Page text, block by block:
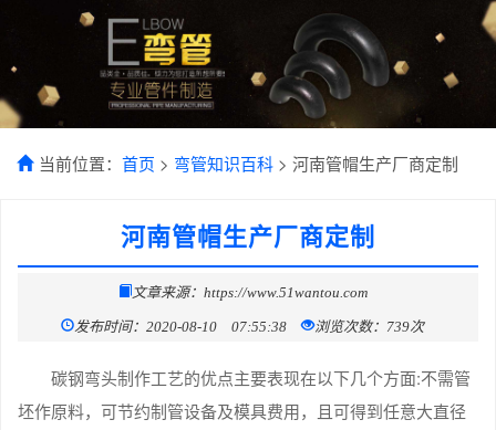
当前位置： 首页 > 弯管知识百科 > 河南管帽生产厂商定制
河南管帽生产厂商定制
文章来源：https://www.51wantou.com
发布时间：2020-08-10 07:55:38 浏览次数：739次
碳钢弯头制作工艺的优点主要表现在以下几个方面:不需管
坯作原料，可节约制管设备及模具费用，且可得到任意大直径